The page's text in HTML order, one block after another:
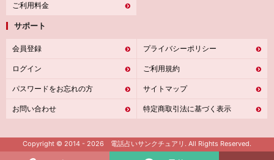
ご利用料金
サポート
会員登録
ログイン
パスワードをお忘れの方
お問い合わせ
プライバシーポリシー
ご利用規約
サイトマップ
特定商取引法に基づく表示
Copyright © 2014 - 2026 電話占いサンクチュアリ. All Rights Reserved.